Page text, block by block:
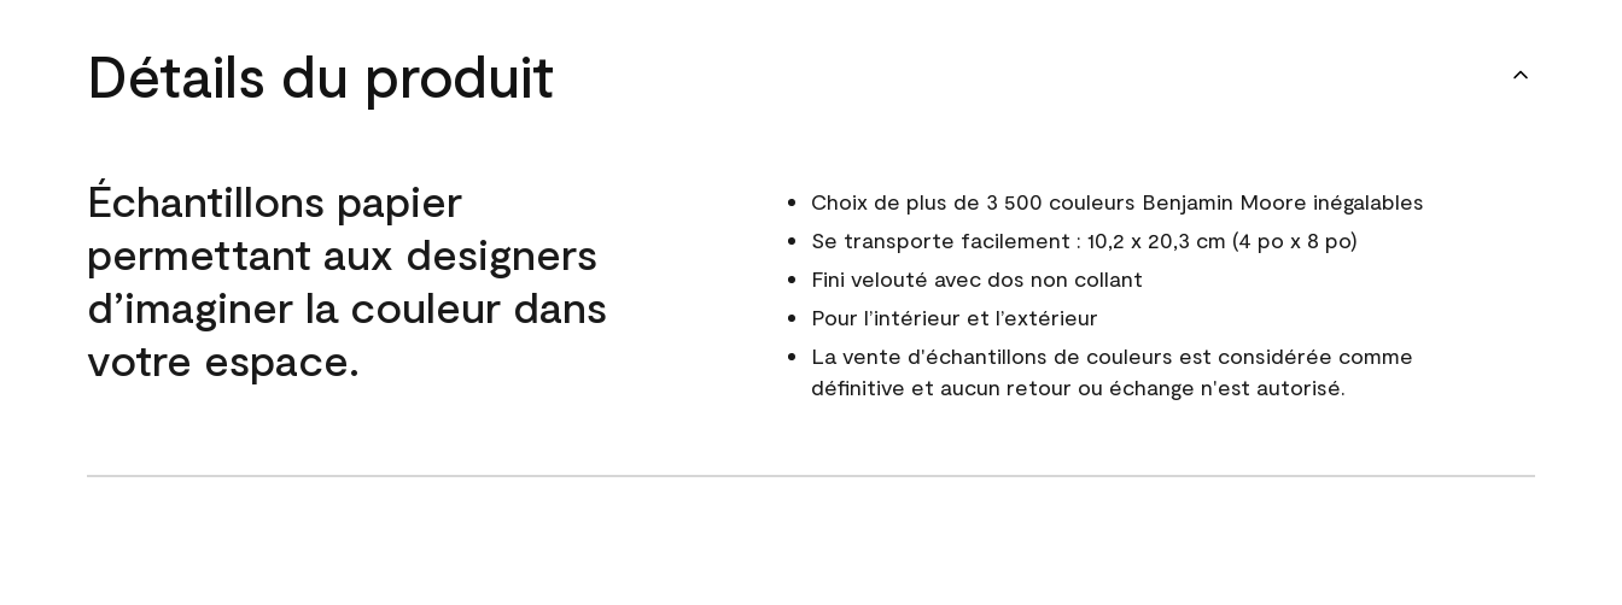
Détails du produit
Échantillons papier
permettant aux designers
d’imaginer la couleur dans
votre espace.
Choix de plus de 3 500 couleurs Benjamin Moore inégalables
Se transporte facilement : 10,2 x 20,3 cm (4 po x 8 po)
Fini velouté avec dos non collant
Pour l’intérieur et l’extérieur
La vente d'échantillons de couleurs est considérée comme
définitive et aucun retour ou échange n'est autorisé.